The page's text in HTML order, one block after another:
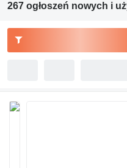
267 ogłoszeń nowych i